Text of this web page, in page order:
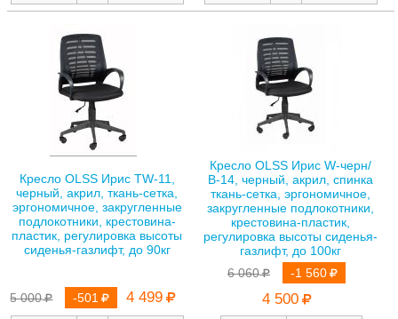
Кресло OLSS Ирис TW-11,
черный, акрил, ткань-сетка,
эргономичное, закругленные
подлокотники, крестовина-
пластик, регулировка высоты
сиденья-газлифт, до 90кг
5 000 -501 4 499
Кресло OLSS Ирис W-черн/
В-14, черный, акрил, спинка
ткань-сетка, эргономичное,
закругленные подлокотники,
крестовина-пластик,
регулировка высоты сиденья-
газлифт, до 100кг
6 060
-1 560
4 500